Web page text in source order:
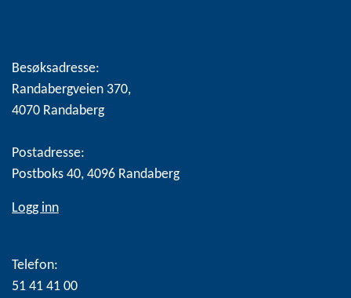
Besøksadresse:
Randabergveien 370,
4070 Randaberg
Postadresse:
Postboks 40, 4096 Randaberg
Logg inn
Telefon:
51 41 41 00